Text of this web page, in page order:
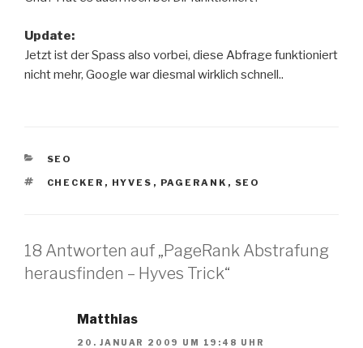
Update:
Jetzt ist der Spass also vorbei, diese Abfrage funktioniert
nicht mehr, Google war diesmal wirklich schnell..
KATEGORIEN
SEO
SCHLAGWÖRTER
CHECKER , HYVES , PAGERANK , SEO
18 Antworten auf „PageRank Abstrafung
herausfinden – Hyves Trick“
Matthias
20. JANUAR 2009 UM 19:48 UHR